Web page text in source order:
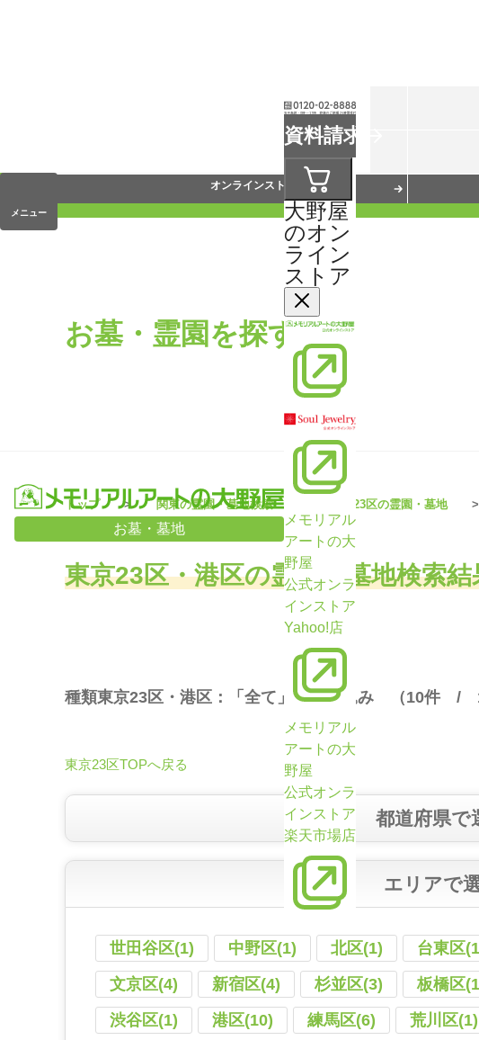
お墓・墓地
資料請求
大野屋
のオン
ライン
ストア
メモリアル
アートの大
野屋
公式オンラ
インストア
Yahoo!店
メモリアル
アートの大
野屋
公式オンラ
インストア
楽天市場店
メニュー
オンラインストア
お墓・霊園を探す
トップ 関東の霊園・墓地検索 東京23区の霊園・墓地
東京23区・港区の霊園・墓地検索
種類東京23区・港区：「全て」で絞り込み （10件 /
東京23区TOPへ戻る
都道府県で
エリアで
世田谷区(1) 中野区(1) 北区(1) 台東区
文京区(4)
新宿区(4) 杉並区(3) 板橋区
渋谷区(1)
港区(10) 練馬区(6) 荒川区(1)